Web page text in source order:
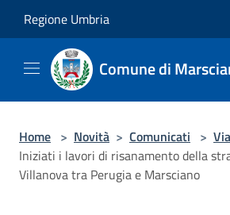
Regione Umbria
Comune di
Home > Novità > Comunicati >
Iniziati i lavori di risanamento della
Villanova tra Perugia e Marsciano